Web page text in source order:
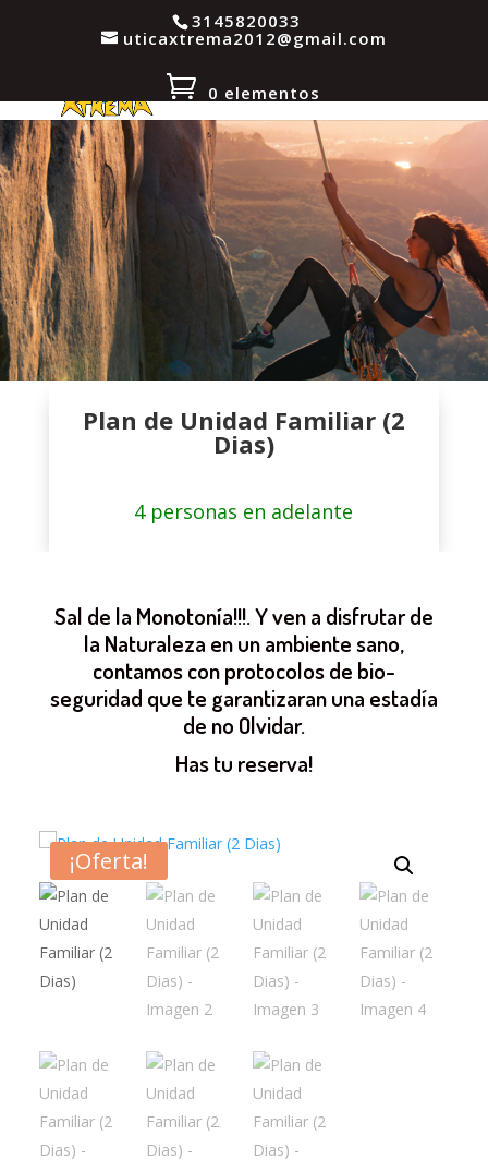
3145820033
uticaxtrema2012@gmail.com
0 elementos
Plan de Unidad Familiar (2
Dias)
4 personas en adelante
Sal de la Monotonía!!!. Y ven a disfrutar de
la Naturaleza en un ambiente sano,
contamos con protocolos de bio-
seguridad que te garantizaran una estadía
de no Olvidar.
Has tu reserva!
¡Oferta!